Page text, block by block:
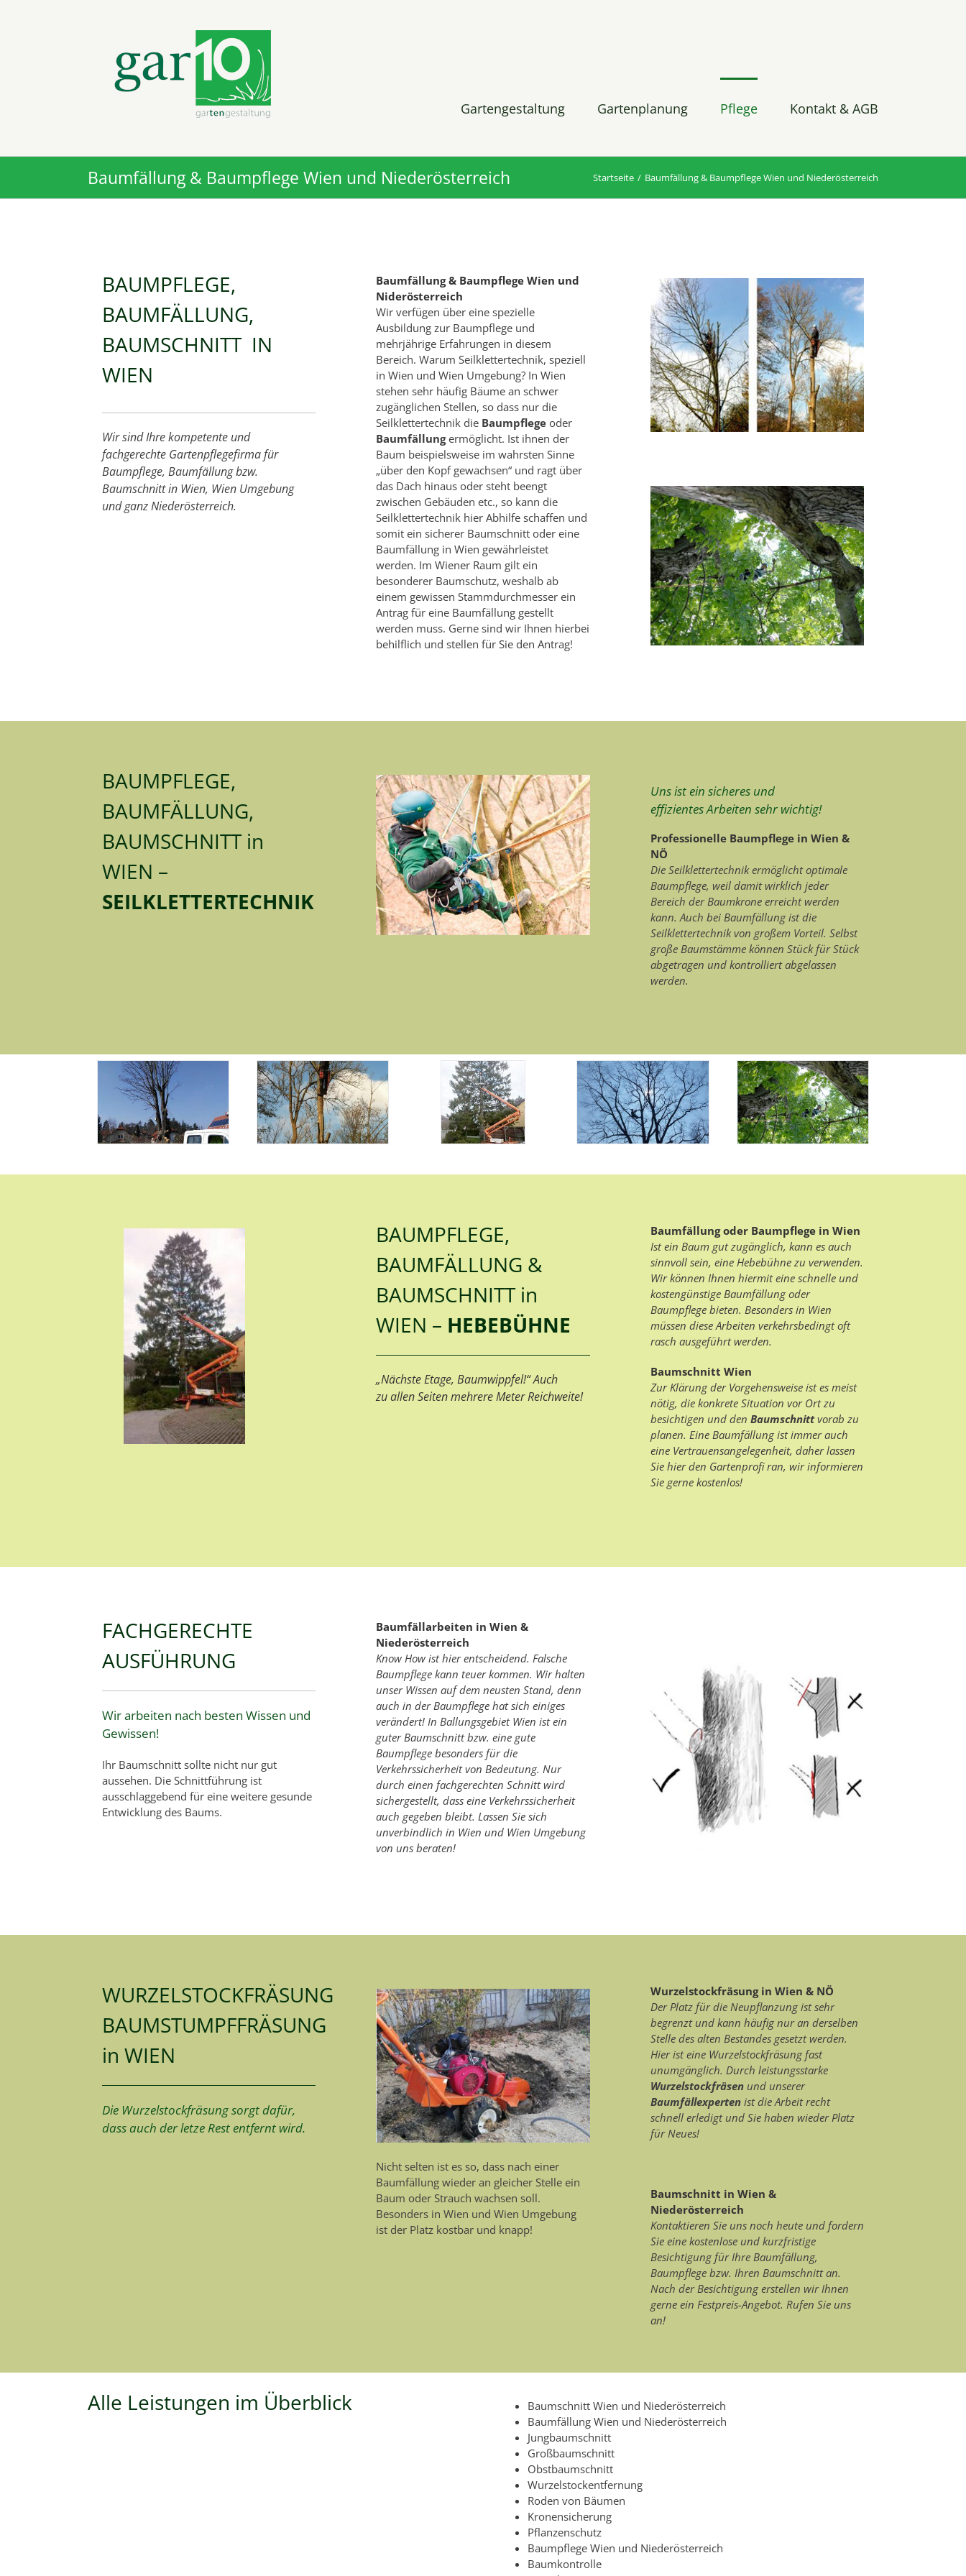
Gartengestaltung Gartenplanung Pflege Kontakt & AGB
Baumfällung & Baumpflege Wien und Niederösterreich Startseite Baumfällung & Baumpflege Wien und Niederösterreich
BAUMPFLEGE,
BAUMFÄLLUNG,
BAUMSCHNITT IN
WIEN
Wir sind Ihre kompetente und
fachgerechte Gartenpflegefirma für
Baumpflege, Baumfällung bzw.
Baumschnitt in Wien, Wien Umgebung
und ganz Niederösterreich.
Baumfällung & Baumpflege Wien und
Niderösterreich
Wir verfügen über eine spezielle
Ausbildung zur Baumpflege und
mehrjährige Erfahrungen in diesem
Bereich. Warum Seilklettertechnik, speziell
in Wien und Wien Umgebung? In Wien
stehen sehr häufig Bäume an schwer
zugänglichen Stellen, so dass nur die
Seilklettertechnik die Baumpflege oder
Baumfällungermöglicht. Ist ihnen der
Baum beispielsweise im wahrsten Sinne
„über den Kopf gewachsen“ und ragt über
das Dach hinaus oder steht beengt
zwischen Gebäuden etc., so kann die
Seilklettertechnik hier Abhilfe schaffen und
somit ein sicherer Baumschnitt oder eine
Baumfällung in Wien gewährleistet
werden. Im Wiener Raum gilt ein
besonderer Baumschutz, weshalb ab
einem gewissen Stammdurchmesser ein
Antrag für eine Baumfällung gestellt
werden muss. Gerne sind wir Ihnen hierbei
behilflich und stellen für Sie den Antrag!
BAUMPFLEGE,
BAUMFÄLLUNG,
BAUMSCHNITT in
WIEN –
SEILKLETTERTECHNIK
Uns ist ein sicheres und
effizientes Arbeiten sehr wichtig!
Professionelle Baumpflege in Wien &
NÖ
Die Seilklettertechnik ermöglicht optimale
Baumpflege, weil damit wirklich jeder
Bereich der Baumkrone erreicht werden
kann. Auch bei Baumfällung ist die
Seilklettertechnik von großem Vorteil. Selbst
große Baumstämme können Stück für Stück
abgetragen und kontrolliert abgelassen
werden.
BAUMPFLEGE,
BAUMFÄLLUNG &
BAUMSCHNITT in
WIEN – HEBEBÜHNE
„Nächste Etage, Baumwippfel!“ Auch
zu allen Seiten mehrere Meter Reichweite!
Baumfällung oder Baumpflege in Wien
Ist ein Baum gut zugänglich, kann es auch
sinnvoll sein, eine Hebebühne zu verwenden.
Wir können Ihnen hiermit eine schnelle und
kostengünstige Baumfällung oder
Baumpflege bieten. Besonders in Wien
müssen diese Arbeiten verkehrsbedingt oft
rasch ausgeführt werden.
Baumschnitt Wien
Zur Klärung der Vorgehensweise ist es meist
nötig, die konkrete Situation vor Ort zu
besichtigen und den Baumschnittvorab zu
planen. Eine Baumfällung ist immer auch
eine Vertrauensangelegenheit, daher lassen
Sie hier den Gartenprofi ran, wir informieren
Sie gerne kostenlos!
FACHGERECHTE
AUSFÜHRUNG
Wir arbeiten nach besten Wissen und
Gewissen!
Ihr Baumschnitt sollte nicht nur gut
aussehen. Die Schnittführung ist
ausschlaggebend für eine weitere gesunde
Entwicklung des Baums.
Baumfällarbeiten in Wien &
Niederösterreich
Know How ist hier entscheidend. Falsche
Baumpflege kann teuer kommen. Wir halten
unser Wissen auf dem neusten Stand, denn
auch in der Baumpflege hat sich einiges
verändert! In Ballungsgebiet Wien ist ein
guter Baumschnitt bzw. eine gute
Baumpflege besonders für die
Verkehrssicherheit von Bedeutung. Nur
durch einen fachgerechten Schnitt wird
sichergestellt, dass eine Verkehrssicherheit
auch gegeben bleibt. Lassen Sie sich
unverbindlich in Wien und Wien Umgebung
von uns beraten!
WURZELSTOCKFRÄSUNG
BAUMSTUMPFFRÄSUNG
in WIEN
Die Wurzelstockfräsung sorgt dafür,
dass auch der letze Rest entfernt wird.
Nicht selten ist es so, dass nach einer
Baumfällung wieder an gleicher Stelle ein
Baum oder Strauch wachsen soll.
Besonders in Wien und Wien Umgebung
ist der Platz kostbar und knapp!
Wurzelstockfräsung in Wien & NÖ
Der Platz für die Neupflanzung ist sehr
begrenzt und kann häufig nur an derselben
Stelle des alten Bestandes gesetzt werden.
Hier ist eine Wurzelstockfräsung fast
unumgänglich. Durch leistungsstarke
Wurzelstockfräsenund unserer
Baumfällexpertenist die Arbeit recht
schnell erledigt und Sie haben wieder Platz
für Neues!
Baumschnitt in Wien &
Niederösterreich
Kontaktieren Sie uns noch heute und fordern
Sie eine kostenlose und kurzfristige
Besichtigung für Ihre Baumfällung,
Baumpflege bzw. Ihren Baumschnitt an.
Nach der Besichtigung erstellen wir Ihnen
gerne ein Festpreis-Angebot. Rufen Sie uns
an!
Alle Leistungen im Überblick
Baumschnitt Wien und Niederösterreich
Baumfällung Wien und Niederösterreich
Jungbaumschnitt
Großbaumschnitt
Obstbaumschnitt
Wurzelstockentfernung
Roden von Bäumen
Kronensicherung
Pflanzenschutz
Baumpflege Wien und Niederösterreich
Baumkontrolle